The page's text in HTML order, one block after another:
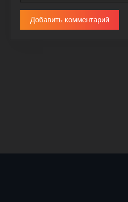
Добавить комментарий